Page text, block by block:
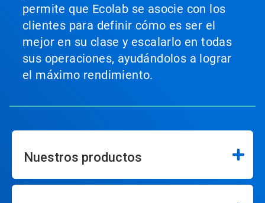
permite que Ecolab se asocie con los
clientes para definir cómo es ser el
mejor en su clase y escalarlo en todas
sus operaciones, ayudándolos a lograr
el máximo rendimiento.
Nuestros productos